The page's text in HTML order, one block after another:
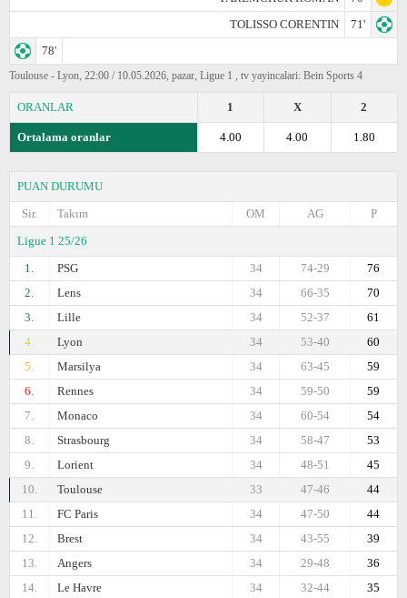
TOLISSO CORENTIN
71'
78'
Toulouse - Lyon, 22:00 / 10.05.2026, pazar, Ligue 1 , tv yayincalari: Bein Sports 4
ORANLAR 2
X
1
Ortalama oranlar 1.80
4.00
4.00
PUAN DURUMU
Sir.
Takım P
AG
OM
Ligue 1 25/26
1.
PSG 76
74-29
34
2.
Lens 70
66-35
34
3.
Lille 61
52-37
34
4.
Lyon 60
53-40
34
5.
Marsilya 59
63-45
34
6.
Rennes 59
59-50
34
7.
Monaco 54
60-54
34
8.
Strasbourg 53
58-47
34
9.
Lorient 45
48-51
34
10.
Toulouse 44
47-46
33
11.
FC Paris 44
47-50
34
12.
Brest 39
43-55
34
13.
Angers 36
29-48
34
14.
Le Havre 35
32-44
34